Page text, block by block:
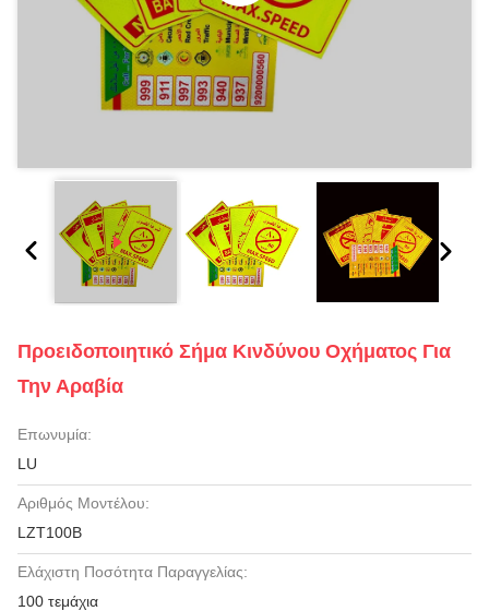
Προειδοποιητικό Σήμα Κινδύνου Οχήματος Για
Την Αραβία
Επωνυμία:
LU
Αριθμός Μοντέλου:
LZT100B
Ελάχιστη Ποσότητα Παραγγελίας:
100 τεμάχια